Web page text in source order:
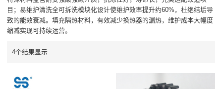
目；易维护清洗全可拆洗模块化设计使维护效率提升约60%，杜绝结垢导
致的能效衰减。填充隔热材料，有效减少换热器的漏热，维护成本大幅度
缩减实现可持续运营。
4个结果显示